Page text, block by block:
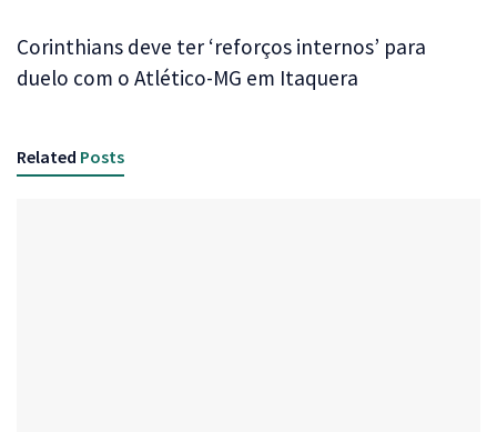
Corinthians deve ter ‘reforços internos’ para
duelo com o Atlético-MG em Itaquera
Related Posts